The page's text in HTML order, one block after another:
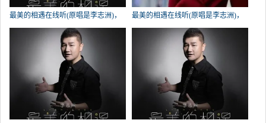
最美的相遇在线听(原唱是李志洲)，
玲玲演唱点播:359次
最美的相遇在线听(原唱是李志洲)，
心翼演唱点播:340次